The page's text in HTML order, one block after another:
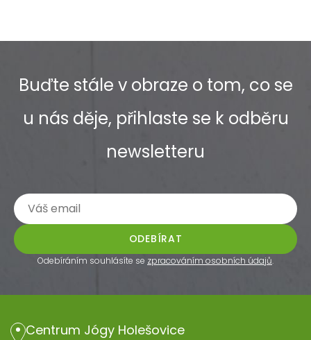
Buďte stále v obraze o tom, co se
u nás děje, přihlaste se k odběru
newsletteru
ODEBÍRAT
Odebíráním souhlásíte se zpracováním osobních údajů.
Centrum Jógy Holešovice